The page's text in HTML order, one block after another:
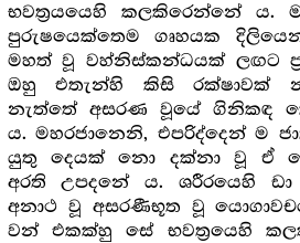
භවත්‍ර‍යයෙහි කලකිරෙන්නේ ය.
පුරුෂයෙක්තෙම ගෘහයක
මහත් වූ වහ්නිස්කන්ධයක් ලඟට
ඔහු එතැන්හි කිසි රක්ෂාවක්
නැත්තේ අසරණ වූයේ ගිනිකඳ
ය. මහරජානෙනි, එපරිද්දෙන් ම
යුතු දෙයක් නො දක්නා වූ ඒ
අරති උපදනේ ය. ශරීරයෙහි
අනාථ වූ අසරණීභූත වූ
වන් එකක්හු සේ භවත්‍රයෙහි